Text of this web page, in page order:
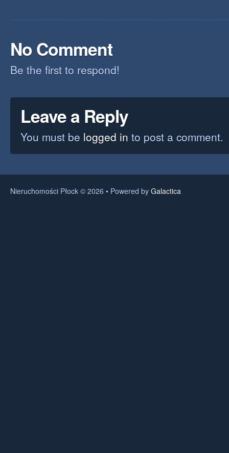
No Comment
Be the first to respond!
Leave a Reply
You must be logged in to post a comment.
Nieruchomości Płock © 2026 • Powered by Galactica